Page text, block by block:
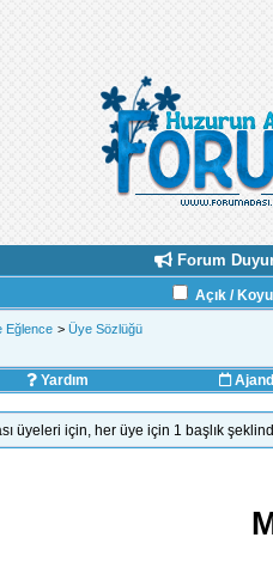
Forum
Açık /
Eğlence > Üye Sözlüğü
Yardım
üyeleri için, her üye için 1 başlık